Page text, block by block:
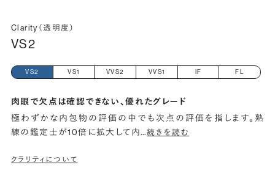
Clarity（透明度）
VS2
VS2 VS1 VVS2 VVS1 IF FL
肉眼で欠点は確認できない、優れたグレード
極わずかな内包物の評価の中でも次点の評価を指します。熟
練の鑑定士が10倍に拡大して内…続きを読む
クラリティについて